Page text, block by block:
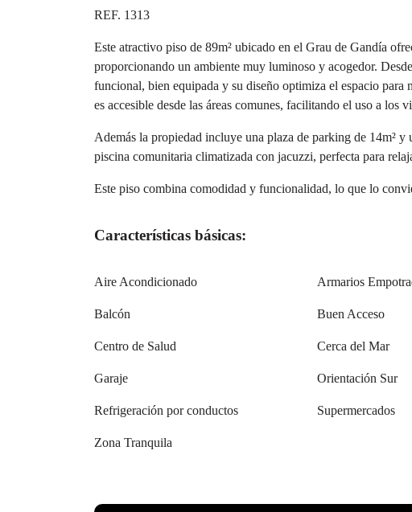
REF. 1313
Este atractivo piso de 89m² ubicado en el Grau de Gandía
proporcionando un ambiente muy luminoso y acogedor.
funcional, bien equipada y su diseño optimiza el espacio
es accesible desde las áreas comunes, facilitando el uso a los
Además la propiedad incluye una plaza de parking de 14m²
piscina comunitaria climatizada con jacuzzi, perfecta para
Este piso combina comodidad y funcionalidad, lo que lo
Características básicas:
Aire Acondicionado Armarios
Balcón Buen Acceso
Centro de Salud Cerca del Mar
Garaje Orientación Sur
Refrigeración por conductos Supermercados
Zona Tranquila